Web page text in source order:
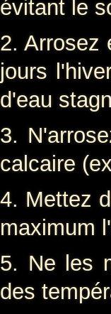
évitant le
2. Arrosez
jours
d'eau
3.
calcaire
4. Mettez
maximum
5. Ne les
des